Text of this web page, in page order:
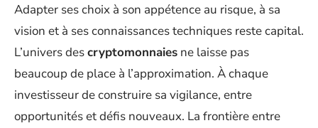
Adapter ses choix à son appétence au risque, à sa
vision et à ses connaissances techniques reste capital.
L’univers descryptomonnaies ne laisse pas
beaucoup de place à l’approximation. À chaque
investisseur de construire sa vigilance, entre
opportunités et défis nouveaux. La frontière entre